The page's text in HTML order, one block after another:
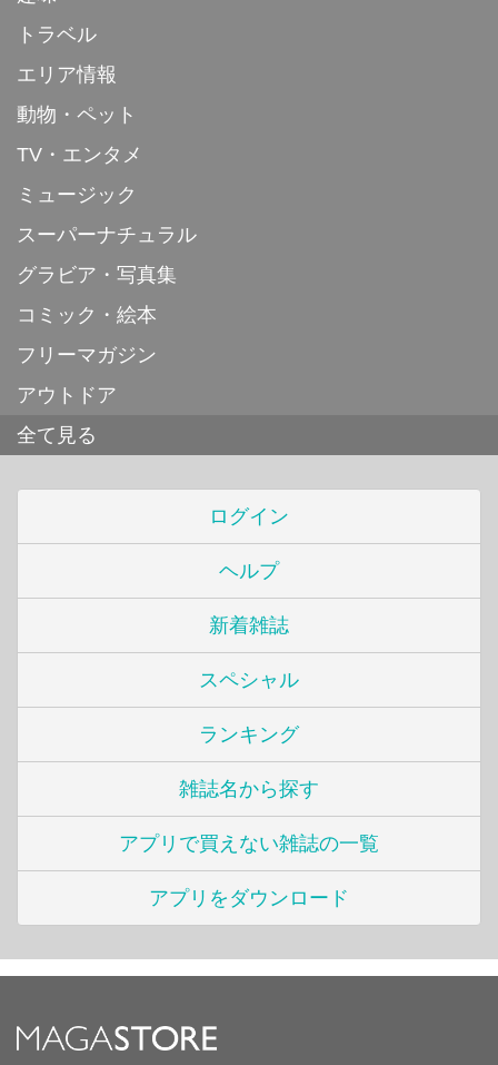
トラベル
エリア情報
動物・ペット
TV・エンタメ
ミュージック
スーパーナチュラル
グラビア・写真集
コミック・絵本
フリーマガジン
アウトドア
全て見る
ログイン
ヘルプ
新着雑誌
スペシャル
ランキング
雑誌名から探す
アプリで買えない雑誌の一覧
アプリをダウンロード